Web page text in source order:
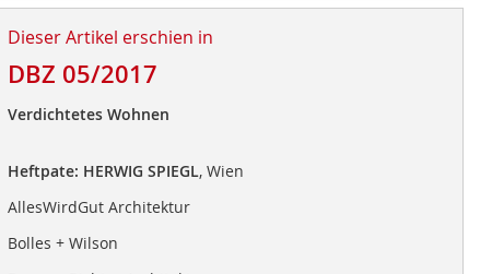
Dieser Artikel erschien in
DBZ 05/2017
Verdichtetes Wohnen
Heftpate: HERWIG SPIEGL, Wien
AllesWirdGut Architektur
Bolles + Wilson